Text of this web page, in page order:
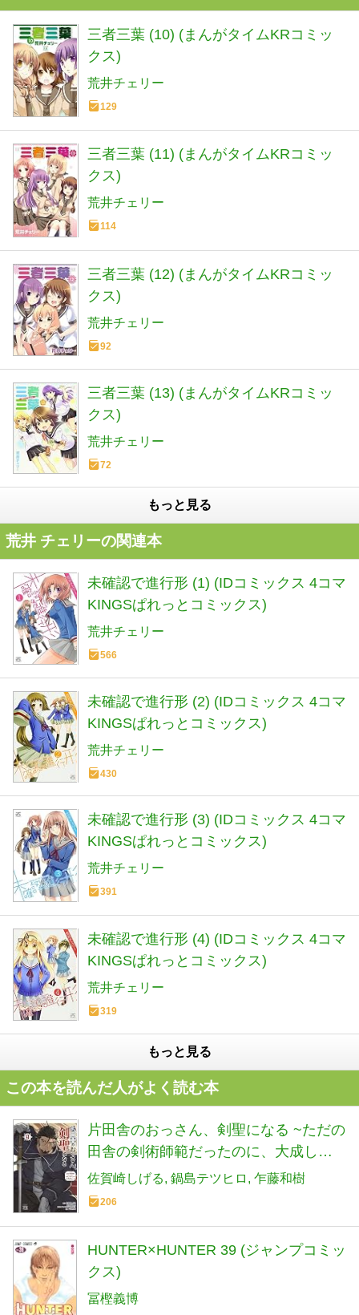
三者三葉 (10) (まんがタイムKRコミッ
クス)
荒井チェリー
129
三者三葉 (11) (まんがタイムKRコミッ
クス)
荒井チェリー
114
三者三葉 (12) (まんがタイムKRコミッ
クス)
荒井チェリー
92
三者三葉 (13) (まんがタイムKRコミッ
クス)
荒井チェリー
72
もっと見る
荒井 チェリーの関連本
未確認で進行形 (1) (IDコミックス 4コマ
KINGSぱれっとコミックス)
荒井チェリー
566
未確認で進行形 (2) (IDコミックス 4コマ
KINGSぱれっとコミックス)
荒井チェリー
430
未確認で進行形 (3) (IDコミックス 4コマ
KINGSぱれっとコミックス)
荒井チェリー
391
未確認で進行形 (4) (IDコミックス 4コマ
KINGSぱれっとコミックス)
荒井チェリー
319
もっと見る
この本を読んだ人がよく読む本
片田舎のおっさん、剣聖になる ~ただの
田舎の剣術師範だったのに、大成した
弟子たちが俺を放ってくれない件~ 9 (9)
(ヤングチャンピオンコミックス)
佐賀崎しげる 鍋島テツヒロ 乍藤和樹
206
HUNTER×HUNTER 39 (ジャンプコミッ
クス)
冨樫義博